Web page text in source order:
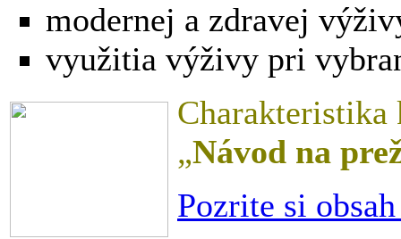
modernej a zdravej
využitia výživy pri
Charakteristika
„Návod na
Pozrite si